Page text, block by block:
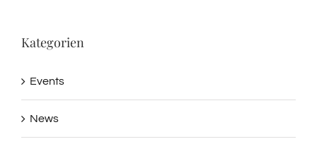
Kategorien
Events
News